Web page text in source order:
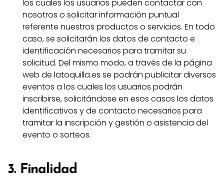
los cuales los usuarios pueden contactar con
nosotros o solicitar información puntual
referente nuestros productos o servicios. En todo
caso, se solicitarán los datos de contacto e
identificación necesarios para tramitar su
solicitud. Del mismo modo, a través de la página
web de latoquilla.es se podrán publicitar diversos
eventos a los cuales los usuarios podrán
inscribirse, solicitándose en esos casos los datos
identificativos y de contacto necesarios para
tramitar la inscripción y gestión o asistencia del
evento o sorteos.
3. Finalidad